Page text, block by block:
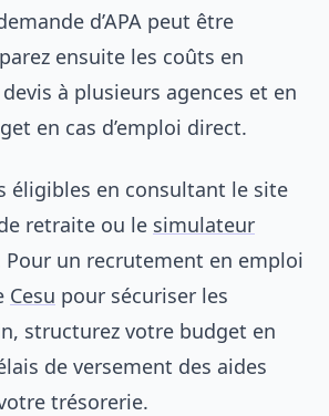
d’APA peut être
ensuite les coûts en
à plusieurs agences et en
en cas d’emploi direct.
éligibles en consultant le site
retraite ou le simulateur
Pour un recrutement en emploi
Cesu pour sécuriser les
structurez votre budget en
de versement des aides
trésorerie.